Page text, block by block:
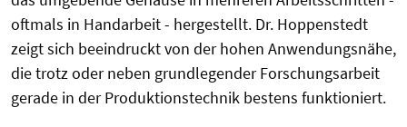
oftmals in Handarbeit - hergestellt. Dr. Hoppenstedt
zeigt sich beeindruckt von der hohen Anwendungsnähe,
die trotz oder neben grundlegender Forschungsarbeit
gerade in der Produktionstechnik bestens funktioniert.